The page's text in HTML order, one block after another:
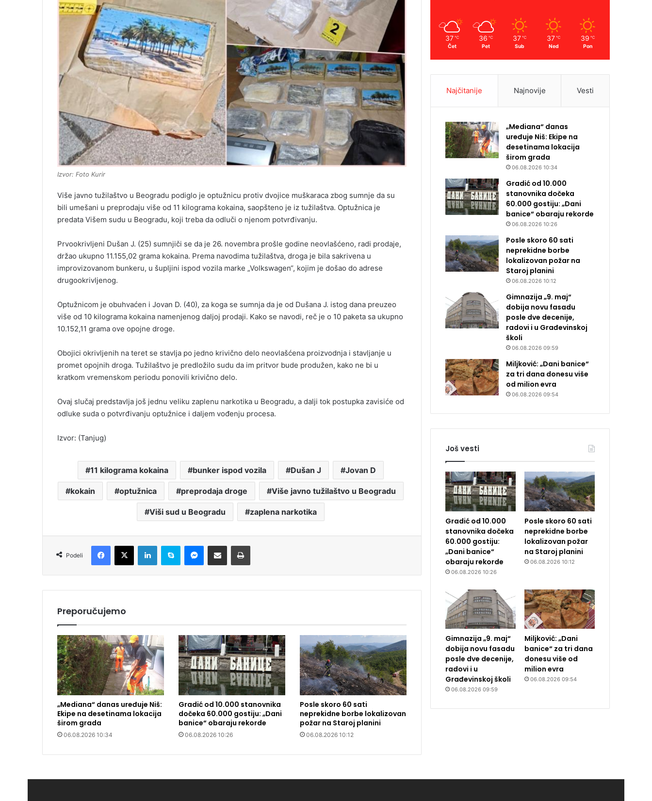
Izvor: Foto Kurir
Više javno tužilaštvo u Beogradu podiglo je optužnicu protiv dvojice muškaraca zbog sumnje da su
bili umešani u preprodaju više od 11 kilograma kokaina, saopšteno je iz tužilaštva. Optužnica je
predata Višem sudu u Beogradu, koji treba da odluči o njenom potvrđivanju.
Prvookrivljeni Dušan J. (25) sumnjiči se da je 26. novembra prošle godine neovlašćeno, radi prodaje,
držao ukupno 11.155,02 grama kokaina. Prema navodima tužilaštva, droga je bila sakrivena u
improvizovanom bunkeru, u šupljini ispod vozila marke „Volkswagen“, kojim je došao do adrese
drugookrivljenog.
Optužnicom je obuhvaćen i Jovan D. (40), za koga se sumnja da je od Dušana J. istog dana preuzeo
više od 10 kilograma kokaina namenjenog daljoj prodaji. Kako se navodi, reč je o 10 paketa sa ukupno
10.152,11 grama ove opojne droge.
Obojici okrivljenih na teret se stavlja po jedno krivično delo neovlašćena proizvodnja i stavljanje u
promet opojnih droga. Tužilaštvo je predložilo sudu da im pritvor bude produžen, kako ne bi u
kratkom vremenskom periodu ponovili krivično delo.
Ovaj slučaj predstavlja još jednu veliku zaplenu narkotika u Beogradu, a dalji tok postupka zavisiće od
odluke suda o potvrđivanju optužnice i daljem vođenju procesa.
Izvor: (Tanjug)
11 kilograma kokaina bunker ispod vozila Dušan J Jovan D
kokain optužnica preprodaja droge Više javno tužilaštvo u Beogradu
Viši sud u Beogradu zaplena narkotika
Podeli
Preporučujemo
„Mediana“ danas uređuje Niš:
Ekipe na desetinama lokacija
širom grada
06.08.2026 10:34
Gradić od 10.000 stanovnika
dočeka 60.000 gostiju: „Dani
banice“ obaraju rekorde
06.08.2026 10:26
Posle skoro 60 sati
neprekidne borbe lokalizovan
požar na Staroj planini
06.08.2026 10:12
37 ℃
Čet
36 ℃
Pet
37 ℃
Sub
37 ℃
Ned
39 ℃
Pon
Najčitanije Najnovije Vesti
„Mediana“ danas
uređuje Niš: Ekipe na
desetinama lokacija
širom grada
06.08.2026 10:34
Gradić od 10.000
stanovnika dočeka
60.000 gostiju: „Dani
banice“ obaraju rekorde
06.08.2026 10:26
Posle skoro 60 sati
neprekidne borbe
lokalizovan požar na
Staroj planini
06.08.2026 10:12
Gimnazija „9. maj“
dobija novu fasadu
posle dve decenije,
radovi i u Građevinskoj
školi
06.08.2026 09:59
Miljković: „Dani banice“
za tri dana donesu više
od milion evra
06.08.2026 09:54
Još vesti
Gradić od 10.000
stanovnika dočeka
60.000 gostiju:
„Dani banice“
obaraju rekorde
06.08.2026 10:26
Posle skoro 60 sati
neprekidne borbe
lokalizovan požar
na Staroj planini
06.08.2026 10:12
Gimnazija „9. maj“
dobija novu fasadu
posle dve decenije,
radovi i u
Građevinskoj školi
06.08.2026 09:59
Miljković: „Dani
banice“ za tri dana
donesu više od
milion evra
06.08.2026 09:54